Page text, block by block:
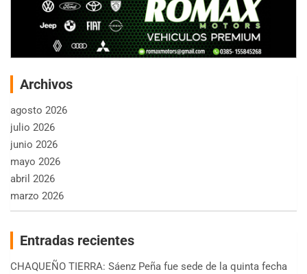
Archivos
agosto 2026
julio 2026
junio 2026
mayo 2026
abril 2026
marzo 2026
Entradas recientes
CHAQUEÑO TIERRA: Sáenz Peña fue sede de la quinta fecha